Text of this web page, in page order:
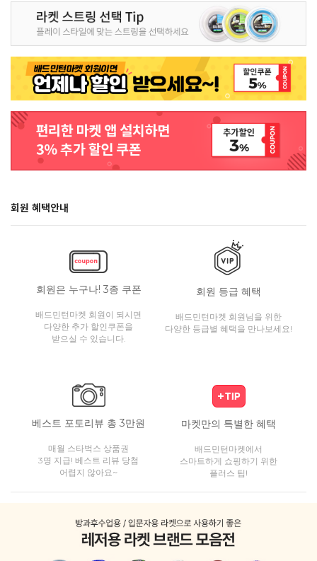
회원 혜택안내
회원은 누구나! 3종 쿠폰
배드민턴마켓 회원이 되시면
다양한 추가 할인쿠폰을
받으실 수 있습니다.
회원 등급 혜택
배드민턴마켓 회원님을 위한
다양한 등급별 혜택을 만나보세요!
베스트 포토리뷰 총 3만원
매월 스타벅스 상품권
3명 지급! 베스트 리뷰 당첨
어렵지 않아요~
마켓만의 특별한 혜택
배드민턴마켓에서
스마트하게 쇼핑하기 위한
플러스 팁!